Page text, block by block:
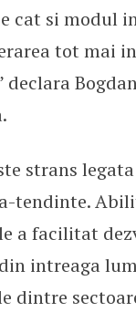
cat si modul
tot mai
strans
tendinte.
a facilitat
intreaga
dintre